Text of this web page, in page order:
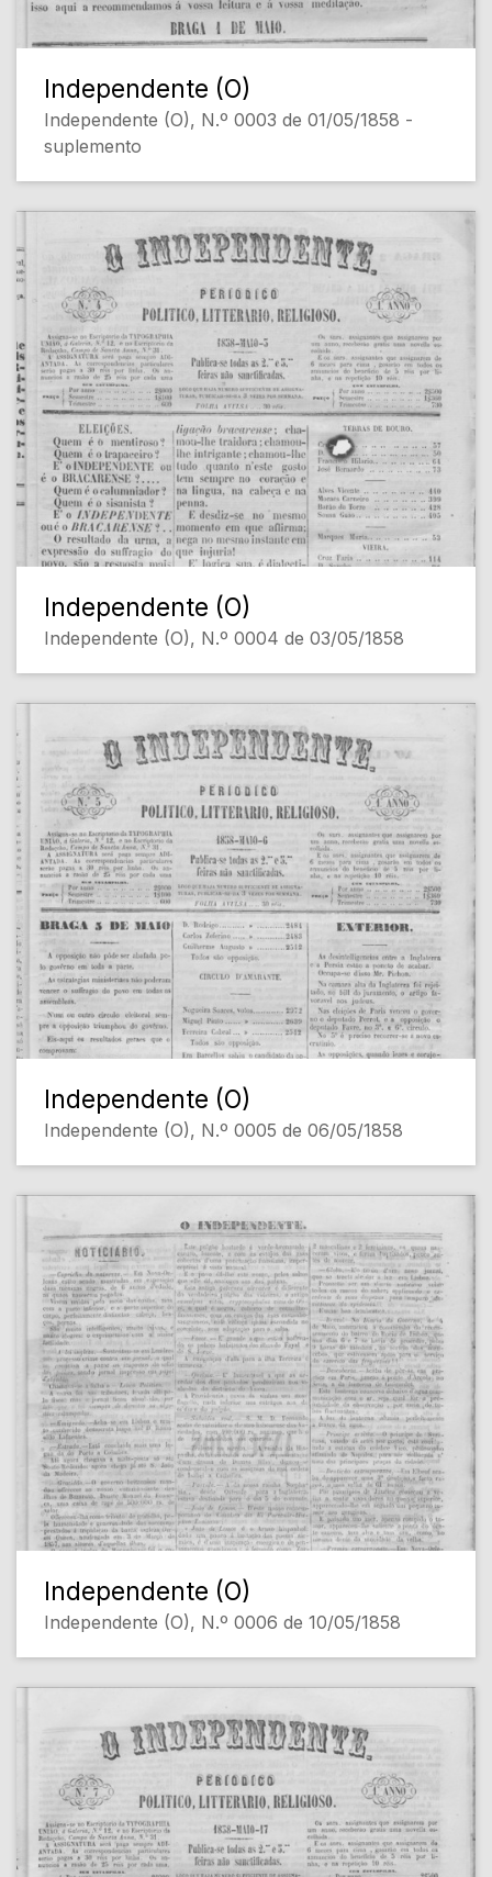
Independente (O)
Independente (O), N.º 0003 de 01/05/1858 -
suplemento
Independente (O)
Independente (O), N.º 0004 de 03/05/1858
Independente (O)
Independente (O), N.º 0005 de 06/05/1858
Independente (O)
Independente (O), N.º 0006 de 10/05/1858